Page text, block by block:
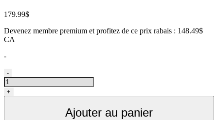
179.99$
Devenez membre premium et profitez de ce prix rabais : 148.49$
CA
-
quantité
de
Ciseau
8,5
-
+
Ajouter au panier